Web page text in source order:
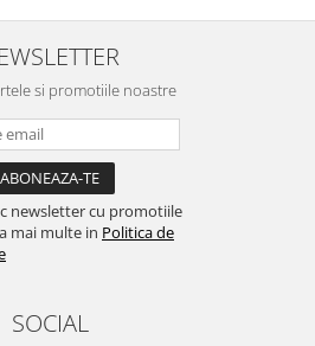
si promotiile noastre
newsletter cu promotiile
mai multe in Politica de
SOCIAL